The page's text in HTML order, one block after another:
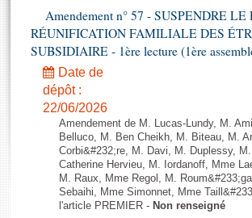
Propositions de loi
Amendements
Textes adoptés
Rapports d'information
Rapports d'enquête
Rapports législatifs
Rapports sur l'application des lois
Baromètre de l’application des lois
Histoire
Juniors
Anciennes législatures
Liens vers les sites publics
Contacts et plan d'accès
Photos libres de droit
Amendement n° 57 - SUSPENDRE
RÉUNIFICATION FAMILIALE DES
SUBSIDIAIRE - 1ère lecture (1ère
Date de
dépôt :
22/06/2026
Amendement de M. Lucas-Lundy, M.
Belluco, M. Ben Cheikh, M. Biteau, M.
Corbi&#232;re, M. Davi, M. Duplessy,
Catherine Hervieu, M. Iordanoff, Mme
M. Raux, Mme Regol, M.
Sebaihi, Mme Simonnet, Mme
l'article PREMIER - Non renseigné